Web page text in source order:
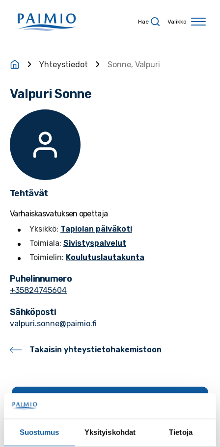
Suostumus Yksityiskohdat Tietoja
Hae Valikko
Yhteystiedot Sonne, Valpuri
Valpuri Sonne
Tehtävät
Varhaiskasvatuksen opettaja
Yksikkö: Tapiolan päiväkoti
Toimiala: Sivistyspalvelut
Toimielin: Koulutuslautakunta
Puhelinnumero
+35824745604
Sähköposti
valpuri.sonne@paimio.fi
Takaisin yhteystietohakemistoon